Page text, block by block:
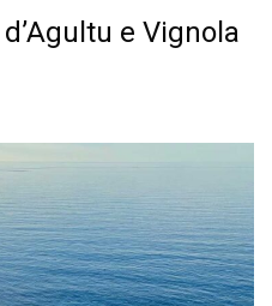
e Vignola